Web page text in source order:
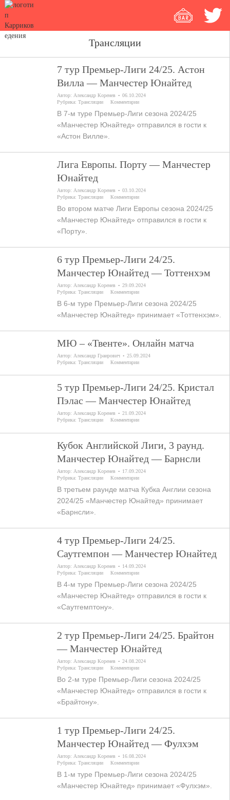
Трансляции
7 тур Премьер-Лиги 24/25. Астон
Вилла — Манчестер Юнайтед
Автор: Александр Коренев
06.10.2024
Рубрика:Трансляции Комментарии
В 7-м туре Премьер-Лиги сезона 2024/25
«Манчестер Юнайтед» отправился в гости к
«Астон Вилле».
Лига Европы. Порту — Манчестер
Юнайтед
Автор: Александр Коренев
03.10.2024
Рубрика:Трансляции Комментарии
Во втором матче Лиги Европы сезона 2024/25
«Манчестер Юнайтед» отправился в гости к
«Порту».
6 тур Премьер-Лиги 24/25.
Манчестер Юнайтед — Тоттенхэм
Автор: Александр Коренев
29.09.2024
Рубрика:Трансляции Комментарии
В 6-м туре Премьер-Лиги сезона 2024/25
«Манчестер Юнайтед» принимает «Тоттенхэм».
МЮ – «Твенте». Онлайн матча
Автор: Александр Граирович
25.09.2024
Рубрика:Трансляции Комментарии
5 тур Премьер-Лиги 24/25. Кристал
Пэлас — Манчестер Юнайтед
Автор:Александр Коренев
21.09.2024
Рубрика:Трансляции Комментарии
Кубок Английской Лиги, 3 раунд.
Манчестер Юнайтед — Барнсли
Автор: Александр Коренев
17.09.2024
Рубрика:Трансляции Комментарии
В третьем раунде матча Кубка Англии сезона
2024/25 «Манчестер Юнайтед» принимает
«Барнсли».
4 тур Премьер-Лиги 24/25.
Саутгемпон — Манчестер Юнайтед
Автор: Александр Коренев
14.09.2024
Рубрика:Трансляции Комментарии
В 4-м туре Премьер-Лиги сезона 2024/25
«Манчестер Юнайтед» отправился в гости к
«Саутгемптону».
2 тур Премьер-Лиги 24/25. Брайтон
— Манчестер Юнайтед
Автор: Александр Коренев
24.08.2024
Рубрика:Трансляции Комментарии
Во 2-м туре Премьер-Лиги сезона 2024/25
«Манчестер Юнайтед» отправился в гости к
«Брайтону».
1 тур Премьер-Лиги 24/25.
Манчестер Юнайтед — Фулхэм
Автор: Александр Коренев
16.08.2024
Рубрика:Трансляции Комментарии
В 1-м туре Премьер-Лиги сезона 2024/25
«Манчестер Юнайтед» принимает «Фулхэм».